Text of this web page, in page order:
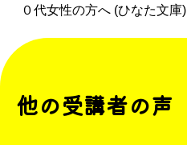
０代女性の方へ (ひなた文庫)
他の受講者の声